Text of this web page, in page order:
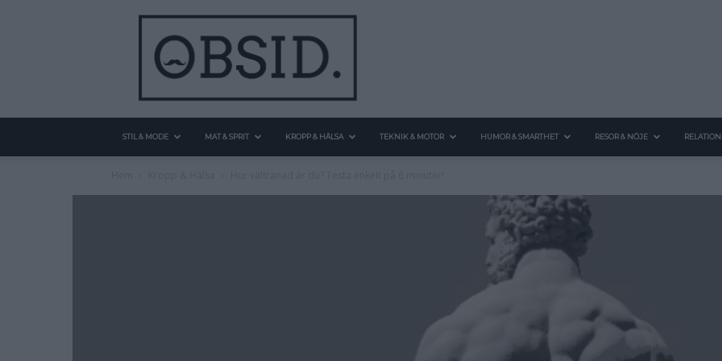
STIL & MODE MAT & SPRIT KROPP & HÄLSA TEKNIK & MOTOR HUMOR & SMARTHET RESOR & NÖJE